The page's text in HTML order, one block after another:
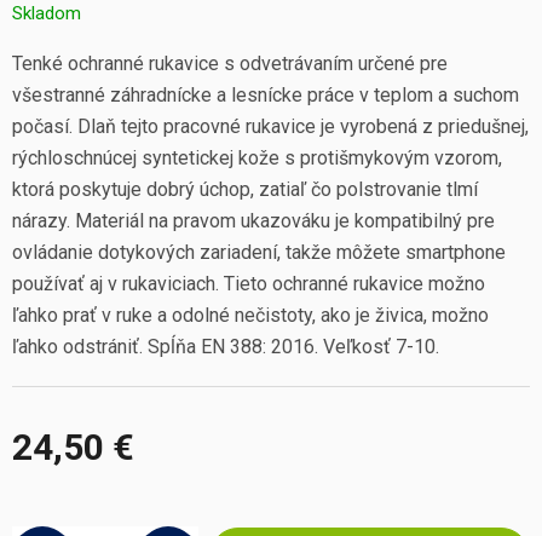
24,50 €
Skladom
Tenké ochranné rukavice s odvetrávaním určené pre
všestranné záhradnícke a lesnícke práce v teplom a suchom
počasí. Dlaň tejto pracovné rukavice je vyrobená z priedušnej,
rýchloschnúcej syntetickej kože s protišmykovým vzorom,
ktorá poskytuje dobrý úchop, zatiaľ čo polstrovanie tlmí
nárazy. Materiál na pravom ukazováku je kompatibilný pre
ovládanie dotykových zariadení, takže môžete smartphone
používať aj v rukaviciach. Tieto ochranné rukavice možno
ľahko prať v ruke a odolné nečistoty, ako je živica, možno
ľahko odstrániť. Spĺňa EN 388: 2016. Veľkosť 7-10.